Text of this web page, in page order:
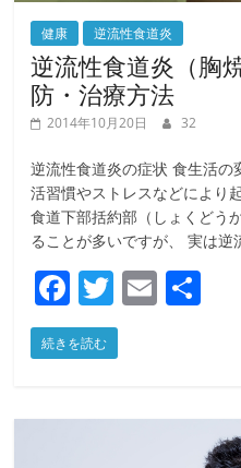
健康 逆流性食道炎
逆流性食道炎（胸
防・治療方法
2014年10月20日 32
逆流性食道炎の症状 食生活
活習慣やストレスなどにより
食道下部括約部（しょくどう
ることが多いですが、 実は
F
a
c
b
T
w
itt
E
続きを読む